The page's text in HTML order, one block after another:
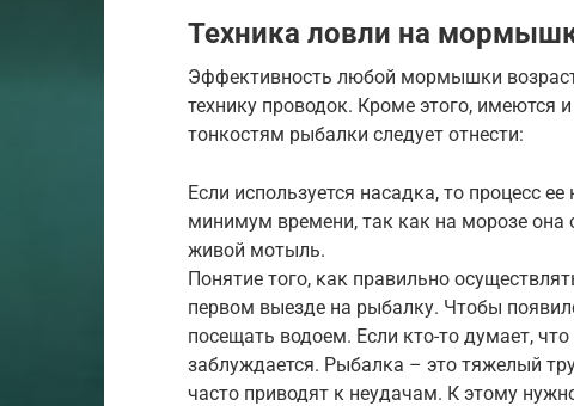
Техника ловли на
Эффективность любой мормышки
технику проводок. Кроме этого,
тонкостям рыбалки следует отнести:
Если используется насадка, то процесс
минимум времени, так как на морозе она
живой мотыль.
Понятие того, как правильно
первом выезде на рыбалку. Чтобы
посещать водоем. Если кто-то думает,
заблуждается. Рыбалка – это тяжелый
часто приводят к неудачам. К этому